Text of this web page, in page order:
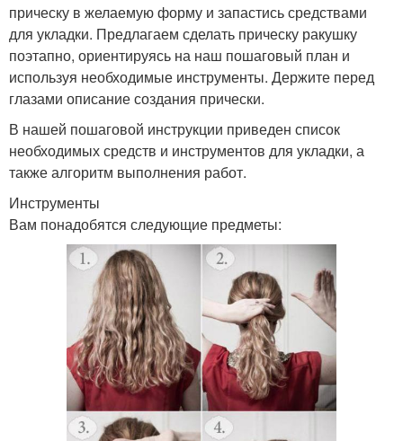
прическу в желаемую форму и запастись средствами
для укладки. Предлагаем сделать прическу ракушку
поэтапно, ориентируясь на наш пошаговый план и
используя необходимые инструменты. Держите перед
глазами описание создания прически.
В нашей пошаговой инструкции приведен список
необходимых средств и инструментов для укладки, а
также алгоритм выполнения работ.
Инструменты
Вам понадобятся следующие предметы: